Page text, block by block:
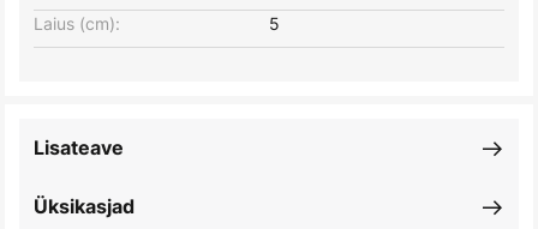
Laius (cm): 5
Üksikasjad
Lisateave